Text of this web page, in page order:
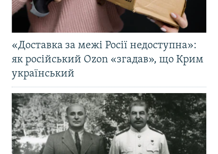
«Доставка за межі Росії недоступна»:
як російський Ozon «згадав», що Крим
український